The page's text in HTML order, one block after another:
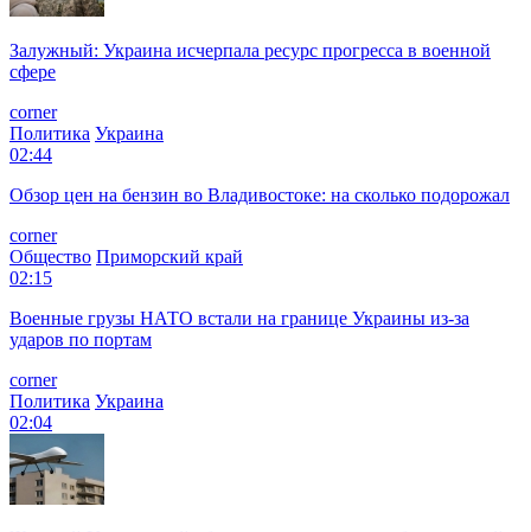
Залужный: Украина исчерпала ресурс прогресса в военной
сфере
corner
Политика Украина
02:44
Обзор цен на бензин во Владивостоке: на сколько подорожал
corner
Общество Приморский край
02:15
Военные грузы НАТО встали на границе Украины из-за
ударов по портам
corner
Политика Украина
02:04